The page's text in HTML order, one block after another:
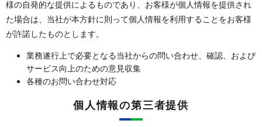
様の自発的な提供によるものであり、お客様が個人情報を提供され
た場合は、当社が本方針に則って個人情報を利用することをお客様
が許諾したものとします。
業務遂行上で必要となる当社からの問い合わせ、確認、および
サービス向上のための意見収集
各種のお問い合わせ対応
個人情報の第三者提供